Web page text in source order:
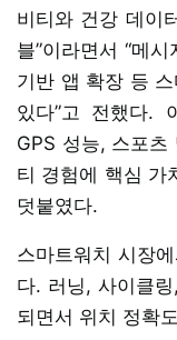
비티와 건강 데이
블”이라면서 “메
기반 앱 확장 등
있다”고 전했다.
GPS 성능, 스포츠
티 경험에 핵심 가
덧붙였다.
스마트워치 시장
다. 러닝, 사이클
되면서 위치 정확